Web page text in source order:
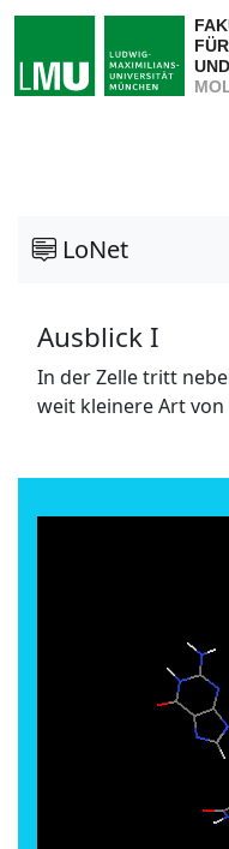
LoNet
Ausblick I
In der Zelle tritt
weit kleinere Art